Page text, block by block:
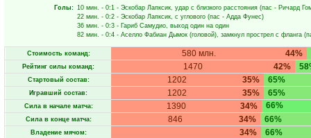
Голы: 10 мин. - 0:1 - Эскобар Лапксик, удар с близкого расстояния (пас - Ричард
22 мин. - 0:2 - Эскобар Лапксик, с углового (пас - Адда Фунес)
36 мин. - 0:3 - Гариб Самудио, выход один на один
82 мин. - 0:4 - Аселло Фабиан Дымок (головой), замкнул прострел с фланга
Стоимость команд: 44%
580 млн.
Рейтинг силы команд: 42%
1470
Стартовый состав: 35%
1202 65%
Игравший состав: 35%
1202 65%
Сила в начале матча: 34%
1390 66%
Сила в конце матча: 34%
846 66%
Владение мячом: 34%
66%